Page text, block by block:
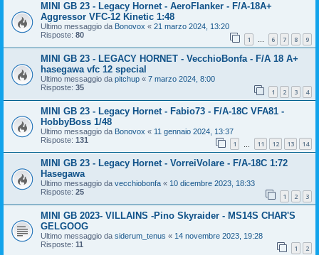
MINI GB 23 - Legacy Hornet - AeroFlanker - F/A-18A+
Aggressor VFC-12 Kinetic 1:48
Ultimo messaggio da Bonovox « 21 marzo 2024, 13:20
Risposte: 80 1 … 6 7 8 9
MINI GB 23 - LEGACY HORNET - VecchioBonfa - F/A 18 A+
hasegawa vfc 12 special
Ultimo messaggio da pitchup « 7 marzo 2024, 8:00
Risposte: 35 1 2 3 4
MINI GB 23 - Legacy Hornet - Fabio73 - F/A-18C VFA81 -
HobbyBoss 1/48
Ultimo messaggio da Bonovox « 11 gennaio 2024, 13:37
Risposte: 131 1 11 12 13 14
MINI GB 23 - Legacy Hornet - VorreiVolare - F/A-18C 1:72
Hasegawa
Ultimo messaggio da vecchiobonfa « 10 dicembre 2023, 18:33
Risposte: 25 1 2 3
MINI GB 2023- VILLAINS -Pino Skyraider - MS14S CHAR'S
GELGOOG
Ultimo messaggio da siderum_tenus « 14 novembre 2023, 19:28
Risposte: 11 1 2